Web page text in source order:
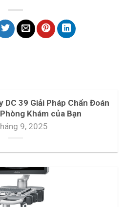
DC 39 Giải Pháp Chẩn Đoán
Khám của Bạn
9, 2025